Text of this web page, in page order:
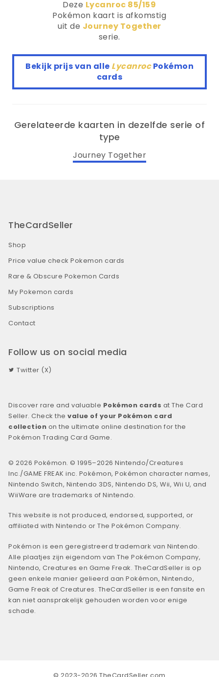
Deze Lycanroc 85/159
Pokémon kaart is afkomstig
uit de Journey Together
serie.
Bekijk prijs van alle LycanrocPokémon
cards
Gerelateerde kaarten in dezelfde serie of
type
Journey Together
TheCardSeller
Shop
Price value check Pokemon cards
Rare & Obscure Pokemon Cards
My Pokemon cards
Subscriptions
Contact
Follow us on social media
Twitter (X)
Discover rare and valuable Pokémon cards at The Card
Seller. Check thevalue of your Pokémon card
collection on the ultimate online destination for the
Pokémon Trading Card Game.
© 2026 Pokémon. © 1995–2026 Nintendo/Creatures
Inc./GAME FREAK inc. Pokémon, Pokémon character names,
Nintendo Switch, Nintendo 3DS, Nintendo DS, Wii, Wii U, and
WiiWare are trademarks of Nintendo.
This website is not produced, endorsed, supported, or
affiliated with Nintendo or The Pokémon Company.
Pokémon is een geregistreerd trademark van Nintendo.
Alle plaatjes zijn eigendom van The Pokémon Company,
Nintendo, Creatures en Game Freak. TheCardSeller is op
geen enkele manier gelieerd aan Pokémon, Nintendo,
Game Freak of Creatures. TheCardSeller is een fansite en
kan niet aansprakelijk gehouden worden voor enige
schade.
© 2023-2026 TheCardSeller.com